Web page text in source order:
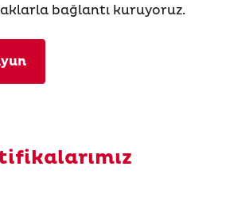
bağlantı kuruyoruz.